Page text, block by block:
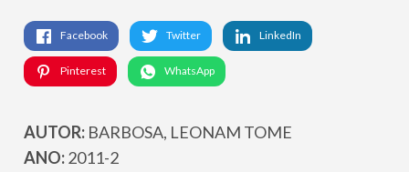
Facebook Twitter LinkedIn
Pinterest WhatsApp
AUTOR:BARBOSA, LEONAM TOME
ANO:2011-2